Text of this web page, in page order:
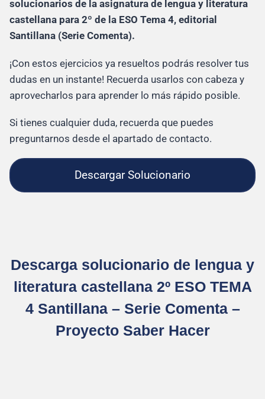
solucionarios de la asignatura de lengua y literatura
castellana para 2º de la ESO Tema 4, editorial
Santillana (Serie Comenta).
¡Con estos ejercicios ya resueltos podrás resolver tus
dudas en un instante! Recuerda usarlos con cabeza y
aprovecharlos para aprender lo más rápido posible.
Si tienes cualquier duda, recuerda que puedes
preguntarnos desde el apartado de contacto.
Descargar Solucionario
Descarga solucionario de lengua y
literatura castellana 2º ESO TEMA
4 Santillana – Serie Comenta –
Proyecto Saber Hacer